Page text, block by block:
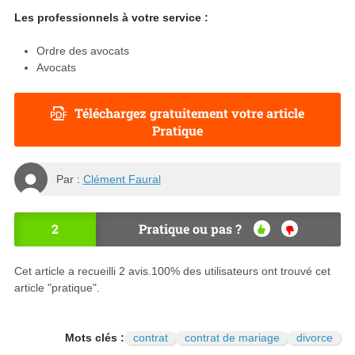
Les professionnels à votre service :
Ordre des avocats
Avocats
Téléchargez gratuitement votre article
Pratique
Par : Clément Faural
2 Pratique ou pas ?
OU
NO
N
Cet article a recueilli 2 avis. 100% des utilisateurs ont trouvé cet
article "pratique".
Mots clés : contrat contrat de mariage divorce